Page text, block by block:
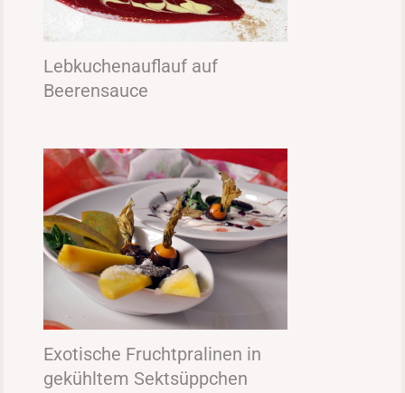
Lebkuchenauflauf auf
Beerensauce
Exotische Fruchtpralinen in
gekühltem Sektsüppchen